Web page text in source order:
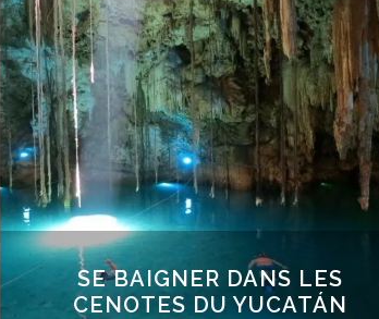
SE BAIGNER DANS LES
CENOTES DU YUCATÁN
SE BAIGNER DANS LES
CENOTES DU YUCATÁN
Formations géologiques typiques de la
péninsule du Yucatán, les cenotes appellent à
la baignade! Ne manquez pas de plonger dans
ces trous d’eau étonnants, situés en plein cœur
de la forêt.